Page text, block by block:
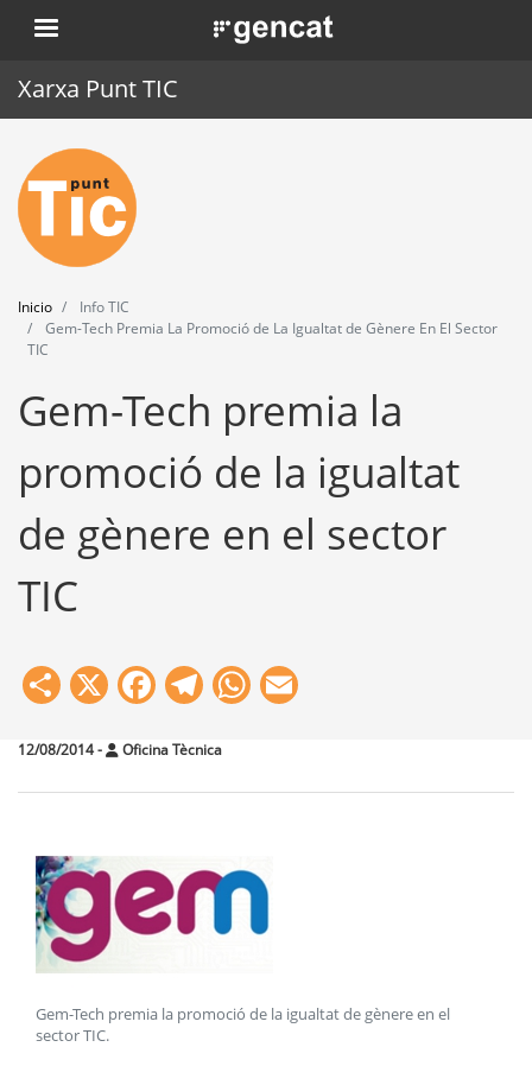
Pasar
al
. Obre en una nova finestra.
Xarxa Punt TIC
Inicio
Punt TIC
Actualidad
Agenda
Herramientas
Inicio
Info TIC
Gem-Tech Premia La Promoció de La Igualtat de Gènere En El Sector
TIC
Gem-Tech premia la
promoció de la igualtat
de gènere en el sector
TIC
Share
X Facebook
Telegram
WhatsApp
12/08/2014- Oficina Tècnica
Gem-Tech premia la promoció de la igualtat de gènere en el
sector TIC.